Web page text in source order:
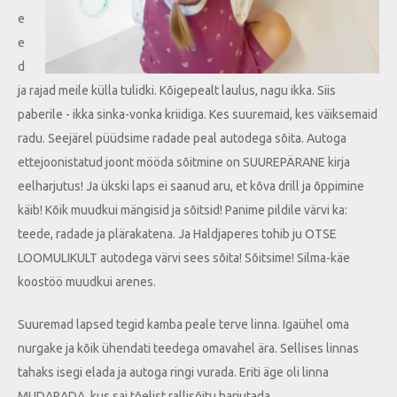
e
e
d
ja rajad meile külla tulidki. Kõigepealt laulus, nagu ikka. Siis
paberile - ikka sinka-vonka kriidiga. Kes suuremaid, kes väiksemaid
radu. Seejärel püüdsime radade peal autodega sõita. Autoga
ettejoonistatud joont mööda sõitmine on SUUREPÄRANE kirja
eelharjutus! Ja ükski laps ei saanud aru, et kõva drill ja õppimine
käib! Kõik muudkui mängisid ja sõitsid! Panime pildile värvi ka:
teede, radade ja plärakatena. Ja Haldjaperes tohib ju OTSE
LOOMULIKULT autodega värvi sees sõita! Sõitsime! Silma-käe
koostöö muudkui arenes.
Suuremad lapsed tegid kamba peale terve linna. Igaühel oma
nurgake ja kõik ühendati teedega omavahel ära. Sellises linnas
tahaks isegi elada ja autoga ringi vurada. Eriti äge oli linna